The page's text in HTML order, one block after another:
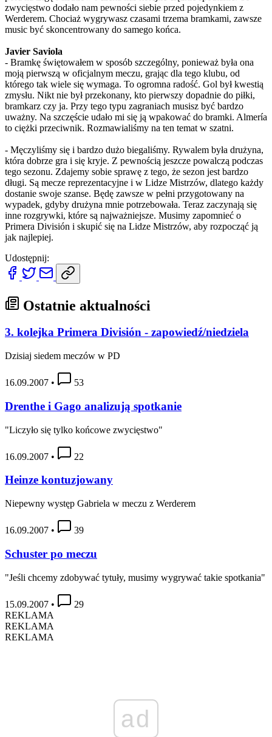
zwycięstwo dodało nam pewności siebie przed pojedynkiem z
Werderem. Chociaż wygrywasz czasami trzema bramkami, zawsze
music być skoncentrowany do samego końca.
Javier Saviola
- Bramkę świętowałem w sposób szczególny, ponieważ była ona
moją pierwszą w oficjalnym meczu, grając dla tego klubu, od
którego tak wiele się wymaga. To ogromna radość. Gol był kwestią
zmysłu. Nikt nie był przekonany, kto pierwszy dopadnie do piłki,
bramkarz czy ja. Przy tego typu zagraniach musisz być bardzo
uważny. Na szczęście udało mi się ją wpakować do bramki. Almería
to ciężki przeciwnik. Rozmawialiśmy na ten temat w szatni.
- Męczyliśmy się i bardzo dużo biegaliśmy. Rywalem była drużyna,
która dobrze gra i się kryje. Z pewnością jeszcze powalczą podczas
tego sezonu. Zdajemy sobie sprawę z tego, że sezon jest bardzo
długi. Są mecze reprezentacyjne i w Lidze Mistrzów, dlatego każdy
dostanie swoje szanse. Będę zawsze w pełni przygotowany na
wypadek, gdyby drużyna mnie potrzebowała. Teraz zaczynają się
inne rozgrywki, które są najważniejsze. Musimy zapomnieć o
Primera División i skupić się na Lidze Mistrzów, aby rozpocząć ją
jak najlepiej.
Udostępnij:
Ostatnie aktualności
3. kolejka Primera División - zapowiedź/niedziela
Dzisiaj siedem meczów w PD
16.09.2007 • 53
Drenthe i Gago analizują spotkanie
"Liczyło się tylko końcowe zwycięstwo"
16.09.2007 • 22
Heinze kontuzjowany
Niepewny występ Gabriela w meczu z Werderem
16.09.2007 • 39
Schuster po meczu
"Jeśli chcemy zdobywać tytuły, musimy wygrywać takie spotkania"
15.09.2007 •
29
REKLAMA
REKLAMA
REKLAMA
ad